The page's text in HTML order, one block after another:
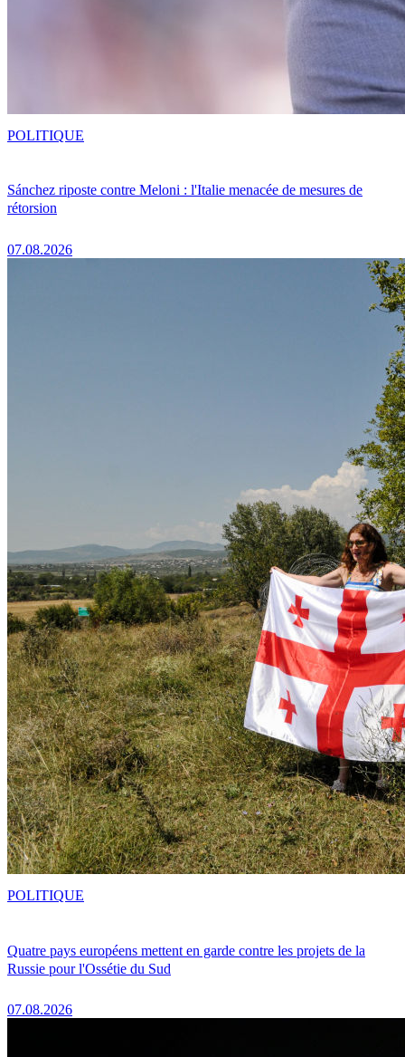
Sánchez riposte contre Meloni : l'Italie menacée de mesures de
rétorsion
07.08.2026
POLITIQUE
Quatre pays européens mettent en garde contre les projets de la
Russie pour l'Ossétie du Sud
07.08.2026
POLITIQUE